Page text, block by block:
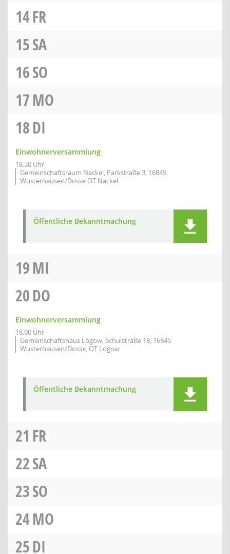
14FR
15SA
16SO
17MO
18DI
Einwohnerversammlung
18:30 Uhr
Gemeinschaftsraum Nackel, Parkstraße 3, 16845
Wusterhausen/Dosse OT Nackel
Öffentliche Bekanntmachung
19MI
20DO
Einwohnerversammlung
18:00 Uhr
Gemeinschaftshaus Lögow, Schulstraße 18, 16845
Wusterhausen/Dosse, OT Lögow
Öffentliche Bekanntmachung
21 FR
22SA
23SO
24MO
25DI